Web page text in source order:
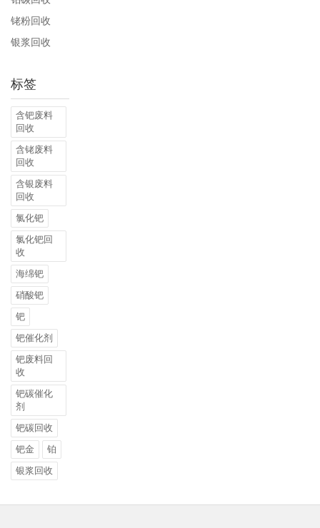
铑粉回收
银浆回收
标签
含钯废料
回收
含铑废料
回收
含银废料
回收
氯化钯
氯化钯回
收
海绵钯
硝酸钯
钯
钯催化剂
钯废料回
收
钯碳催化
剂
钯碳回收
钯金
铂
银浆回收